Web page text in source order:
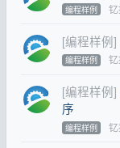
编程样例
[编程样例]
编程样例
[编程样例]
序
编程样例